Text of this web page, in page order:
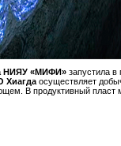
НИЯУ «МИФИ» запустила
Хиагда осуществляет
В продуктивный пласт